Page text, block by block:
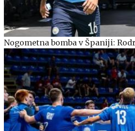
Nogometna bomba v Španiji: